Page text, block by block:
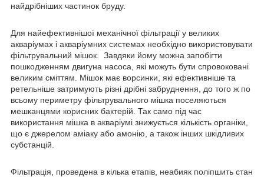
найдрібніших частинок бруду.
Для найефективнішої механічної фільтрації у великих
акваріумах і акваріумних системах необхідно використовувати
фільтрувальний мішок. Завдяки йому можна запобігти
пошкодженням двигуна насоса, які можуть бути спровоковані
великим сміттям. Мішок має ворсинки, які ефективніше та
ретельніше затримують різні дрібні забруднення, до того ж по
всьому периметру фільтрувального мішка поселяються
мешканцями корисних бактерій. Так само під час
використання мішка в акваріумі знижується кількість органіки,
що є джерелом аміаку або амонію, а також інших шкідливих
субстанцій.
Фільтрація, проведена в кілька етапів, неабияк поліпшить стан